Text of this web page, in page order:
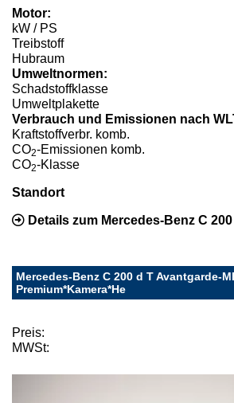
Motor:
kW / PS
Treibstoff
Hubraum
Umweltnormen:
Schadstoffklasse
Umweltplakette
Verbrauch und Emissionen nach
Kraftstoffverbr. komb.
CO2-Emissionen komb.
CO2-Klasse
Standort
Details zum Mercedes-Benz C
Mercedes-Benz C 200 d T Avantgarde-
Premium*Kamera*He
Preis:
MWSt: